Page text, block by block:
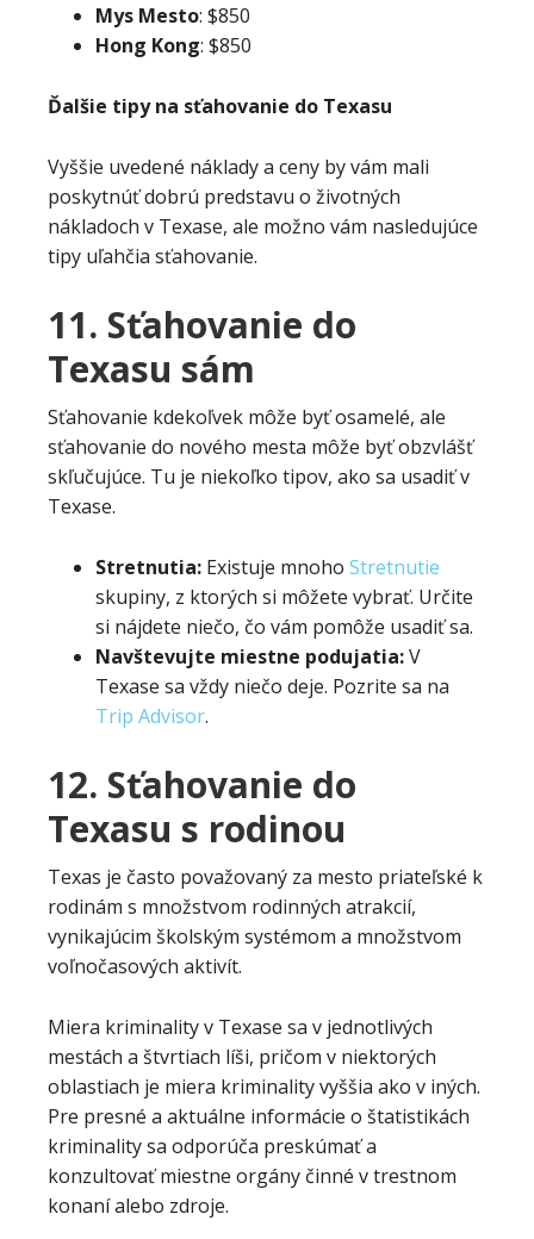
Mys Mesto: $850
Hong Kong: $850
Ďalšie tipy na sťahovanie do Texasu
Vyššie uvedené náklady a ceny by vám mali
poskytnúť dobrú predstavu o životných
nákladoch v Texase, ale možno vám nasledujúce
tipy uľahčia sťahovanie.
11. Sťahovanie do
Texasu sám
Sťahovanie kdekoľvek môže byť osamelé, ale
sťahovanie do nového mesta môže byť obzvlášť
skľučujúce. Tu je niekoľko tipov, ako sa usadiť v
Texase.
Stretnutia: Existuje mnoho Stretnutie
skupiny, z ktorých si môžete vybrať. Určite
si nájdete niečo, čo vám pomôže usadiť sa.
Navštevujte miestne podujatia:V
Texase sa vždy niečo deje. Pozrite sa na
Trip Advisor.
12. Sťahovanie do
Texasu s rodinou
Texas je často považovaný za mesto priateľské k
rodinám s množstvom rodinných atrakcií,
vynikajúcim školským systémom a množstvom
voľnočasových aktivít.
Miera kriminality v Texase sa v jednotlivých
mestách a štvrtiach líši, pričom v niektorých
oblastiach je miera kriminality vyššia ako v iných.
Pre presné a aktuálne informácie o štatistikách
kriminality sa odporúča preskúmať a
konzultovať miestne orgány činné v trestnom
konaní alebo zdroje.